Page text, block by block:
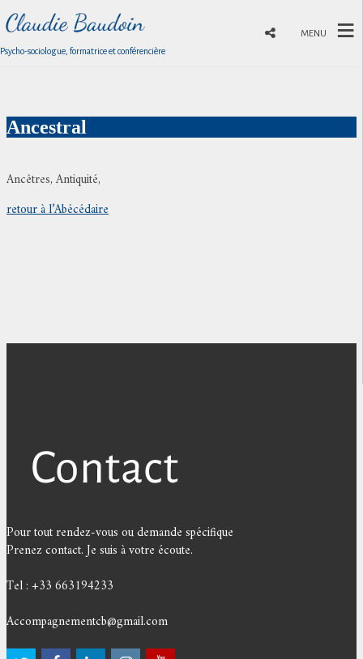
Psycho-sociologue, formatrice et conférencière
MENU
Ancestral
Ancêtres, Antiquité,
retour à l’Abécédaire
Pour tout rendez-vous ou demande spécifique
Prenez contact. Je suis à votre écoute.
Tel : +33 663194233
Accompagnementcb@gmail.com